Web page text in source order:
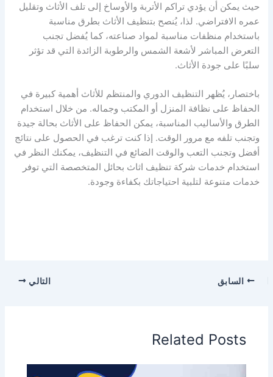
حيث يمكن أن يؤدي تراكم الأتربة والأوساخ إلى تلف الأثاث وتقليل
عمره الافتراضي. لذا، يُنصح بتنظيف الأثاث بطرق مناسبة
باستخدام منظفات مناسبة لمواد صناعته، كما يُفضل تجنب
التعرض المباشر لأشعة الشمس والرطوبة الزائدة التي قد تؤثر
سلبًا على جودة الأثاث.
باختصار، يُظهر التنظيف الدوري والمنتظم للأثاث أهمية كبيرة في
الحفاظ على نظافة المنزل أو المكتب وجماله. من خلال استخدام
الطرق والأساليب المناسبة، يمكن الحفاظ على الأثاث بحالة جيدة
وتجنب تلفه مع مرور الوقت. إذا كنت ترغب في الحصول على نتائج
أفضل وتجنب التعب والوقت الضائع في التنظيف، يمكنك النظر في
استخدام خدمات شركة تنظيف اثاث بحائل المتخصصة التي توفر
خدمات متنوعة لتلبية احتياجاتك بكفاءة وجودة.
السابق التالي
Related Posts